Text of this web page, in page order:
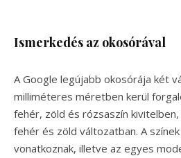
Ismerkedés az okosórával
A Google legújabb okosórája két
milliméteres méretben kerül
fehér, zöld és rózsaszín
fehér és zöld változatban. A
vonatkoznak, illetve az egyes